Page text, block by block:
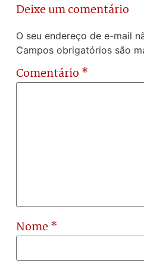
Deixe um comentário
O seu endereço de e-mail
Campos obrigatórios são
Comentário *
Nome*